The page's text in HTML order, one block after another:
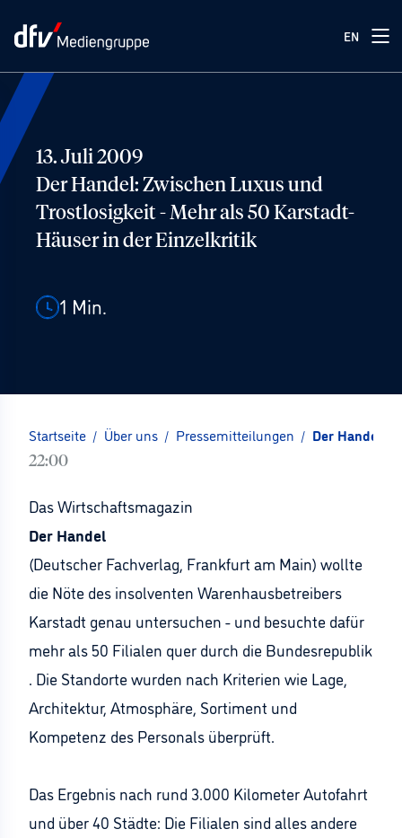
EN
13. Juli 2009
Der Handel: Zwischen Luxus und
Trostlosigkeit - Mehr als 50 Karstadt-
Häuser in der Einzelkritik
1 Min.
Startseite / Über uns / Pressemitteilungen / Der Handel:
22:00
Das Wirtschaftsmagazin
Der Handel
(Deutscher Fachverlag, Frankfurt am Main) wollte
die Nöte des insolventen Warenhausbetreibers
Karstadt genau untersuchen - und besuchte dafür
mehr als 50 Filialen quer durch die Bundesrepublik
. Die Standorte wurden nach Kriterien wie Lage,
Architektur, Atmosphäre, Sortiment und
Kompetenz des Personals überprüft.
Das Ergebnis nach rund 3.000 Kilometer Autofahrt
und über 40 Städte: Die Filialen sind alles andere